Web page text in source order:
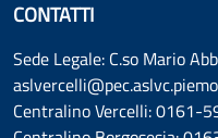
CONTATTI
Sede Legale: C.so Mario
Centralino Vercelli: 0161-